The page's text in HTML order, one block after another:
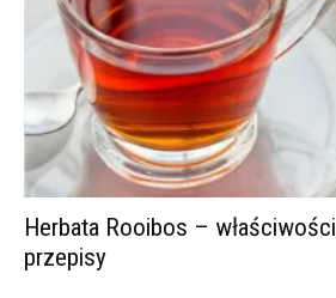
Herbata Rooibos –
przepisy